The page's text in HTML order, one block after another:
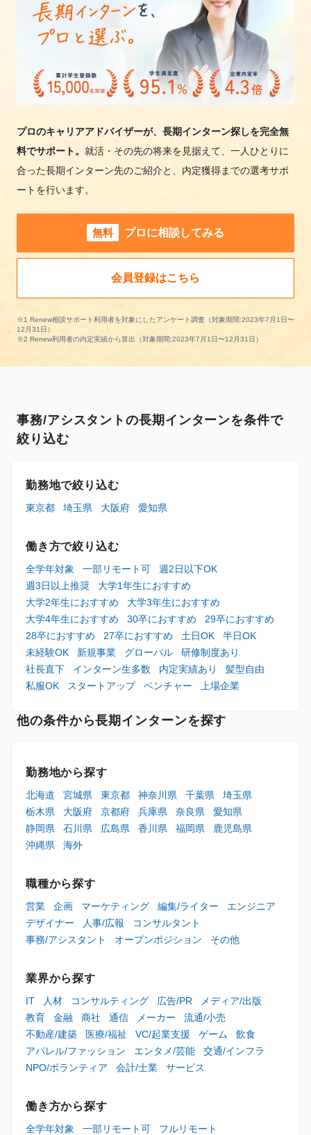
プロのキャリアアドバイザーが、長期インターン探しを完全無
料でサポート。 就活・その先の将来を見据えて、一人ひとりに
合った長期インターン先のご紹介と、内定獲得までの選考サポ
ートを行います。
無料 プロに相談してみる
会員登録はこちら
※1 Renew相談サポート利用者を対象にしたアンケート調査（対象期間:2023年7月1日〜
12月31日）
※2 Renew利用者の内定実績から算出（対象期間:2023年7月1日〜12月31日）
事務/アシスタントの長期インターンを条件で
絞り込む
勤務地で絞り込む
東京都 埼玉県 大阪府 愛知県
働き方で絞り込む
全学年対象 一部リモート可
週2日以下OK
週3日以上推奨
大学1年生におすすめ
大学2年生におすすめ
大学3年生におすすめ
大学4年生におすすめ
30卒におすすめ
29卒におすすめ
28卒におすすめ
27卒におすすめ 土日OK
半日OK
未経験OK
新規事業 グローバル
研修制度あり
社長直下
インターン生多数 内定実績あり
髪型自由
私服OK
スタートアップ ベンチャー 上場企業
他の条件から長期インターンを探す
勤務地から探す
北海道 宮城県 東京都 神奈川県 千葉県
埼玉県
栃木県
大阪府 京都府 兵庫県 奈良県
愛知県
静岡県
石川県 広島県 香川県 福岡県
鹿児島県
沖縄県
海外
職種から探す
営業 企画 マーケティング 編集/ライター
エンジニア
デザイナー
人事/広報
コンサルタント
事務/アシスタント
オープンポジション その他
業界から探す
IT 人材 コンサルティング 広告/PR
メディア/出版
教育
金融 商社 通信 メーカー
流通/小売
不動産/建築
医療/福祉 VC/起業支援 ゲーム
飲食
アパレル/ファッション
エンタメ/芸能
交通/インフラ
NPO/ボランティア
会計/士業 サービス
働き方から探す
全学年対象 一部リモート可
フルリモート